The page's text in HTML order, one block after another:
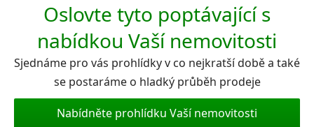
Oslovte tyto poptávající s
nabídkou Vaší nemovitosti
Sjednáme pro vás prohlídky v co nejkratší době a také
se postaráme o hladký průběh prodeje
Nabídněte prohlídku Vaší nemovitosti